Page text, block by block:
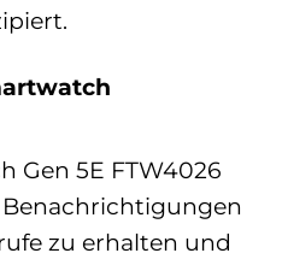
Gen 5E FTW4026
zu erhalten und